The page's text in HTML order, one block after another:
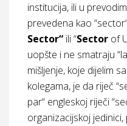
institucija, ili u
prevedena kao
Sector“ ili “Sector of
uopšte i ne smatraju
mišljenje, koje dijelim
kolegama, je da riječ
par“ engleskoj riječi
organizacijskoj